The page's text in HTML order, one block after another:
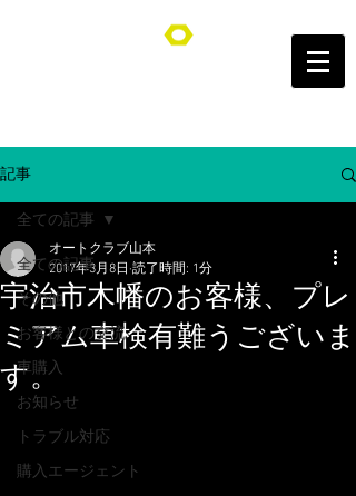
オートクラブ山本/Auto Club YAMAMOTO
記事
全ての記事
その他
お客様との交流
車購入
お知らせ
トラブル対応
購入エージェント
全ての記事
宇治市木幡のお客様、プレ
ミアム車検有難うございま
す。
オートクラブ山本
2017年3月8日 読了時間: 1分